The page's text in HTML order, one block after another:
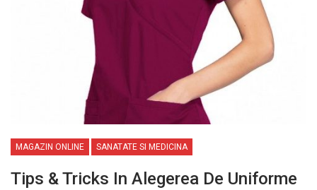
MAGAZIN ONLINE SANATATE SI MEDICINA
Tips & Tricks In Alegerea De Uniforme